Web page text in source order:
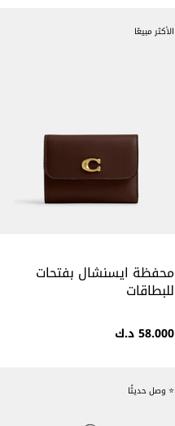
الأكثر مبيعًا
محفظة ايسنشال بفتحات
للبطاقات
58.000 د.ك
⭐ وصل حديثًا